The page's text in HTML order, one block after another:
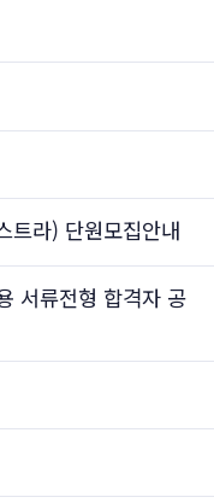
트라) 단원모집안내
서류전형 합격자 공